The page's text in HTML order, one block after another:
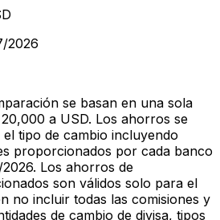
2026
se basan en una sola
a USD. Los ahorros se
tipo de cambio incluyendo
proporcionados por cada banco
Los ahorros de
son válidos solo para el
no incluir todas las comisiones y
de cambio de divisa, tipos